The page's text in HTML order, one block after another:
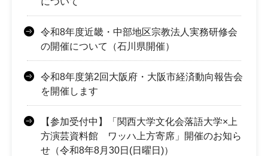
令和8年度近畿・中部地区宗教法人実務研修会
の開催について（石川県開催）
令和8年度第2回大阪府・大阪市経済動向報告会
を開催します
【参加受付中】「関西大学文化会落語大学×上
方演芸資料館 ワッハ上方寄席」開催のお知ら
せ（令和8年8月30日(日曜日)）